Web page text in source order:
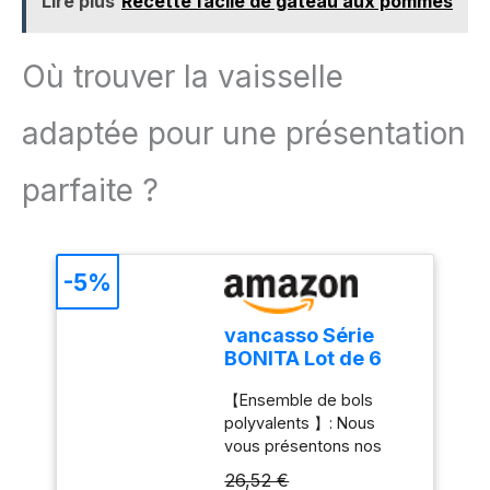
Où trouver la vaisselle
adaptée pour une présentation
parfaite ?
vancasso Série
BONITA Lot de 6
Déjeuner en Grès
de 380 ml, Coupe à
dessert - Passe au
Lave-vaisselle et
【Ensemble de bols
polyvalents 】: Nous
vous présentons nos
26,52 €
-5%